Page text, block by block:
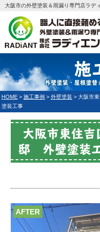
大阪市の外壁塗装＆雨漏り専門店ラデ
施
外壁塗装・屋根塗
HOME > 施工事例 > 外壁塗装 > 大阪市
塗装工事
大阪市東住
邸 外壁塗装
AFTER